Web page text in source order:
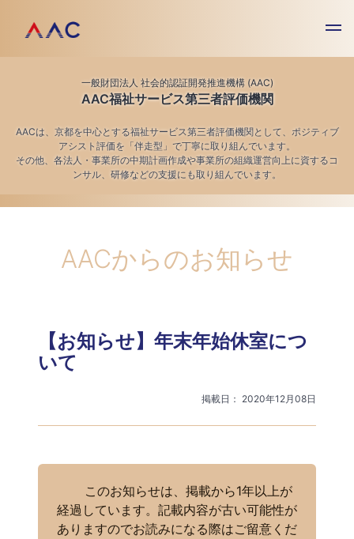
一般財団法人 社会的認証開発推進機構 (AAC)
AAC福祉サービス第三者評価機関
AACは、京都を中心とする福祉サービス第三者評価機関として、ポジティブ
アシスト評価を「伴走型」で丁寧に取り組んでいます。
その他、各法人・事業所の中期計画作成や事業所の組織運営向上に資するコ
ンサル、研修などの支援にも取り組んでいます。
AACからのお知らせ
【お知らせ】年末年始休室につ
いて
掲載日： 2020年12月08日
このお知らせは、掲載から1年以上が
経過しています。記載内容が古い可能性が
ありますのでお読みになる際はご留意くだ